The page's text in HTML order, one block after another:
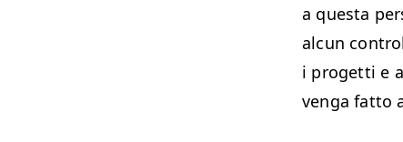
a ques­ta
alcun
i prog­et­ti e
ven­ga fat­to